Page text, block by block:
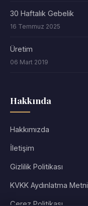
30 Haftalık Gebelik
16 Temmuz 2025
Üretim
06 Mart 2019
Hakkında
Hakkımızda
İletişim
Gizlilik Politikası
KVKK Aydınlatma Metni
Çerez Politikası